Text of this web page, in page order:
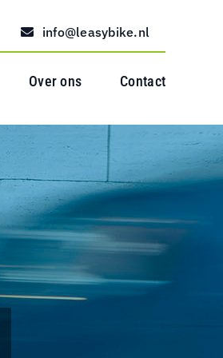
info@leasybike.nl
Over ons Contact